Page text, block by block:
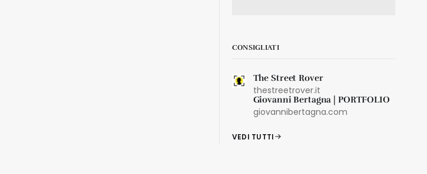
CONSIGLIATI
The Street Rover
thestreetrover.it
Giovanni Bertagna | PORTFOLIO
giovannibertagna.com
VEDI TUTTI